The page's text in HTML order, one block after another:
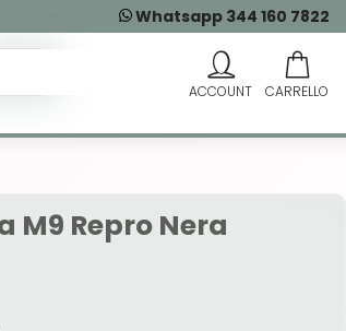
Whatsapp 344 160 7822
M9 Repro Nera